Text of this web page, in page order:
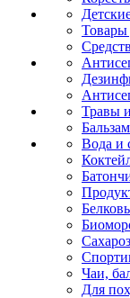
Травы
Вода и
Чаи,
Для